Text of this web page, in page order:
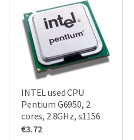
INTEL used CPU
Pentium G6950, 2
cores, 2.8GHz, s1156
€3.72